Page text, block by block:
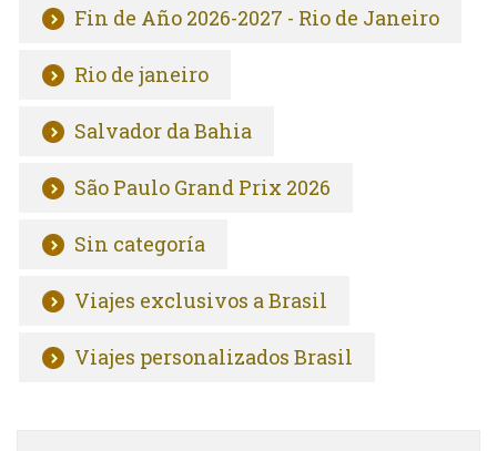
Fin de Año 2026-2027 - Rio de Janeiro
Rio de janeiro
Salvador da Bahia
São Paulo Grand Prix 2026
Sin categoría
Viajes exclusivos a Brasil
Viajes personalizados Brasil